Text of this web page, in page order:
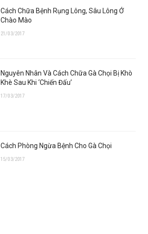
Cách Chữa Bệnh Rụng Lông, Sâu Lông Ở
Chào Mào
21/03/2017
Nguyên Nhân Và Cách Chữa Gà Chọi Bị Khò
Khè Sau Khi ‘Chiến Đấu’
17/03/2017
Cách Phòng Ngừa Bệnh Cho Gà Chọi
15/03/2017